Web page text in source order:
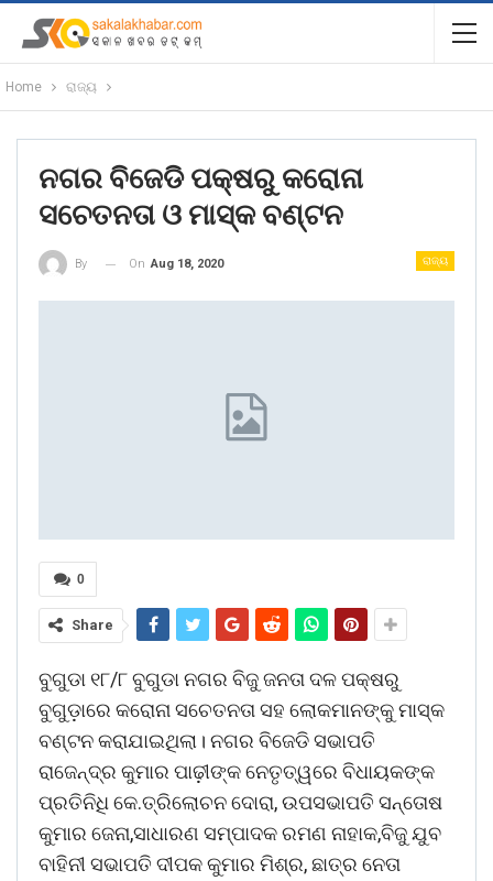
Home ରାଜ୍ୟ
ନଗର ବିଜେଡି ପକ୍ଷରୁ କରୋନା
ସଚେତନତା ଓ ମାସ୍କ ବଣ୍ଟନ
ରାଜ୍ୟ
By On Aug 18, 2020
0
Share
ବୁଗୁଡା ୧୮/୮ ବୁଗୁଡା ନଗର ବିଜୁ ଜନତା ଦଳ ପକ୍ଷରୁ
ବୁଗୁଡ଼ାରେ କରୋନା ସଚେତନତା ସହ ଲୋକମାନଙ୍କୁ ମାସ୍କ
ବଣ୍ଟନ କରାଯାଇଥିଲା। ନଗର ବିଜେଡି ସଭାପତି
ରାଜେନ୍ଦ୍ର କୁମାର ପାଢ଼ୀଙ୍କ ନେତୃତ୍ୱରେ ବିଧାୟକଙ୍କ
ପ୍ରତିନିଧି କେ.ତ୍ରିଲୋଚନ ଦୋରା, ଉପସଭାପତି ସନ୍ତୋଷ
କୁମାର ଜେନା,ସାଧାରଣ ସମ୍ପାଦକ ରମଣ ନାହାକ,ବିଜୁ ଯୁବ
ବାହିନୀ ସଭାପତି ଦୀପକ କୁମାର ମିଶ୍ର, ଛାତ୍ର ନେତା